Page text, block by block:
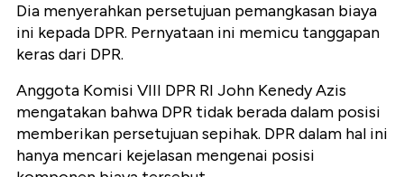
Dia menyerahkan persetujuan pemangkasan biaya
ini kepada DPR. Pernyataan ini memicu tanggapan
keras dari DPR.
Anggota Komisi VIII DPR RI John Kenedy Azis
mengatakan bahwa DPR tidak berada dalam posisi
memberikan persetujuan sepihak. DPR dalam hal ini
hanya mencari kejelasan mengenai posisi